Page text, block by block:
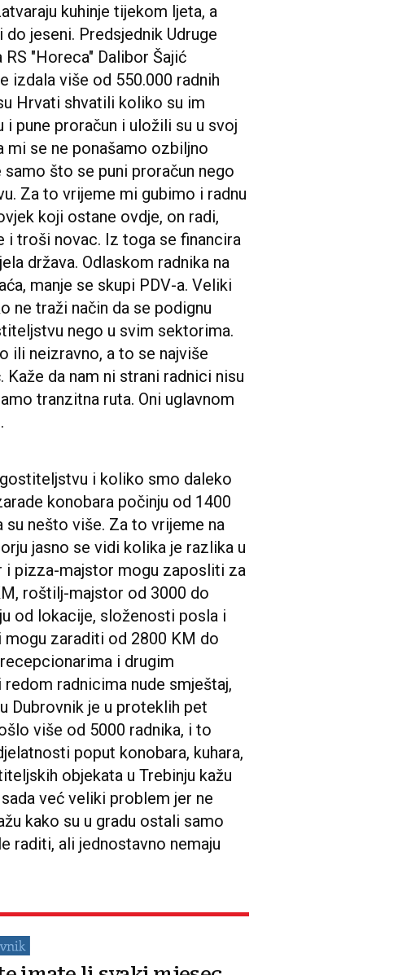
kuhinje tijekom ljeta, a
jeseni. Predsjednik Udruge
"Horeca" Dalibor Šajić
izdala više od 550.000 radnih
Hrvati shvatili koliko su im
pune proračun i uložili su u svoj
mi se ne ponašamo ozbiljno
što se puni proračun nego
Za to vrijeme mi gubimo i radnu
koji ostane ovdje, on radi,
i troši novac. Iz toga se financira
država. Odlaskom radnika na
manje se skupi PDV-a. Veliki
ne traži način da se podignu
nego u svim sektorima.
ili neizravno, a to se najviše
da nam ni strani radnici nisu
tranzitna ruta. Oni uglavnom
i koliko smo daleko
konobara počinju od 1400
nešto više. Za to vrijeme na
jasno se vidi kolika je razlika u
i pizza-majstor mogu zaposliti za
roštilj-majstor od 3000 do
od lokacije, složenosti posla i
zaraditi od 2800 KM do
i drugim
radnicima nude smještaj,
Dubrovnik je u proteklih pet
više od 5000 radnika, i to
poput konobara, kuhara,
objekata u Trebinju kažu
već veliki problem jer ne
kako su u gradu ostali samo
raditi, ali jednostavno nemaju